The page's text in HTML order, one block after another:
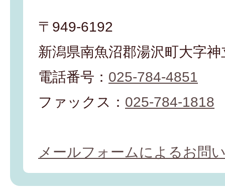
〒949-6192
新潟県南魚沼郡湯沢町大字
電話番号： 025-784-4851
ファックス： 025-784-1818
メールフォームによるお問